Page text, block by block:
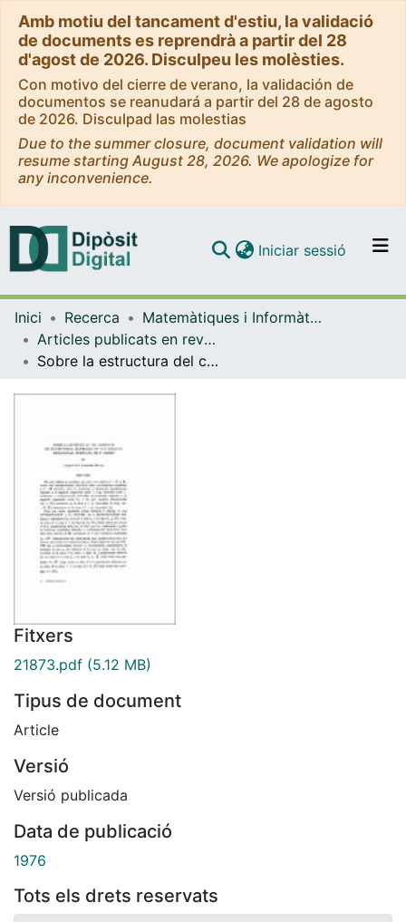
Amb motiu del tancament d'estiu, la validació
de documents es reprendrà a partir del 28
d'agost de 2026. Disculpeu les molèsties.
Con motivo del cierre de verano, la validación de
documentos se reanudará a partir del 28 de agosto
de 2026. Disculpad las molestias
Due to the summer closure, document validation will
resume starting August 28, 2026. We apologize for
any inconvenience.
Navega per tot el DD
Com publicar
Iniciar sessió (current)
Inici Recerca
Matemàtiques i Informàtica
Articles publicats en revistes (Matemàtiques i Informàtica)
Sobre la estructura del conjunto de trayectorias maximales de una ecuación diferencial ordinaria de primer orden
Fitxers
21873.pdf (5.12 MB)
Tipus de document
Article
Versió
Versió publicada
Data de publicació
1976
Tots els drets reservats